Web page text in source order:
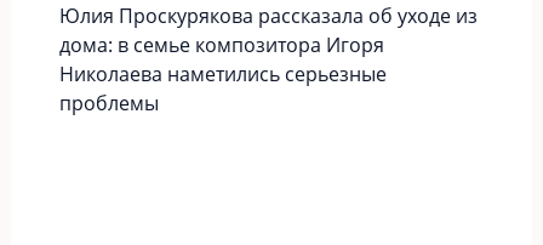
Юлия Проскурякова рассказала об уходе из
дома: в семье композитора Игоря
Николаева наметились серьезные
проблемы